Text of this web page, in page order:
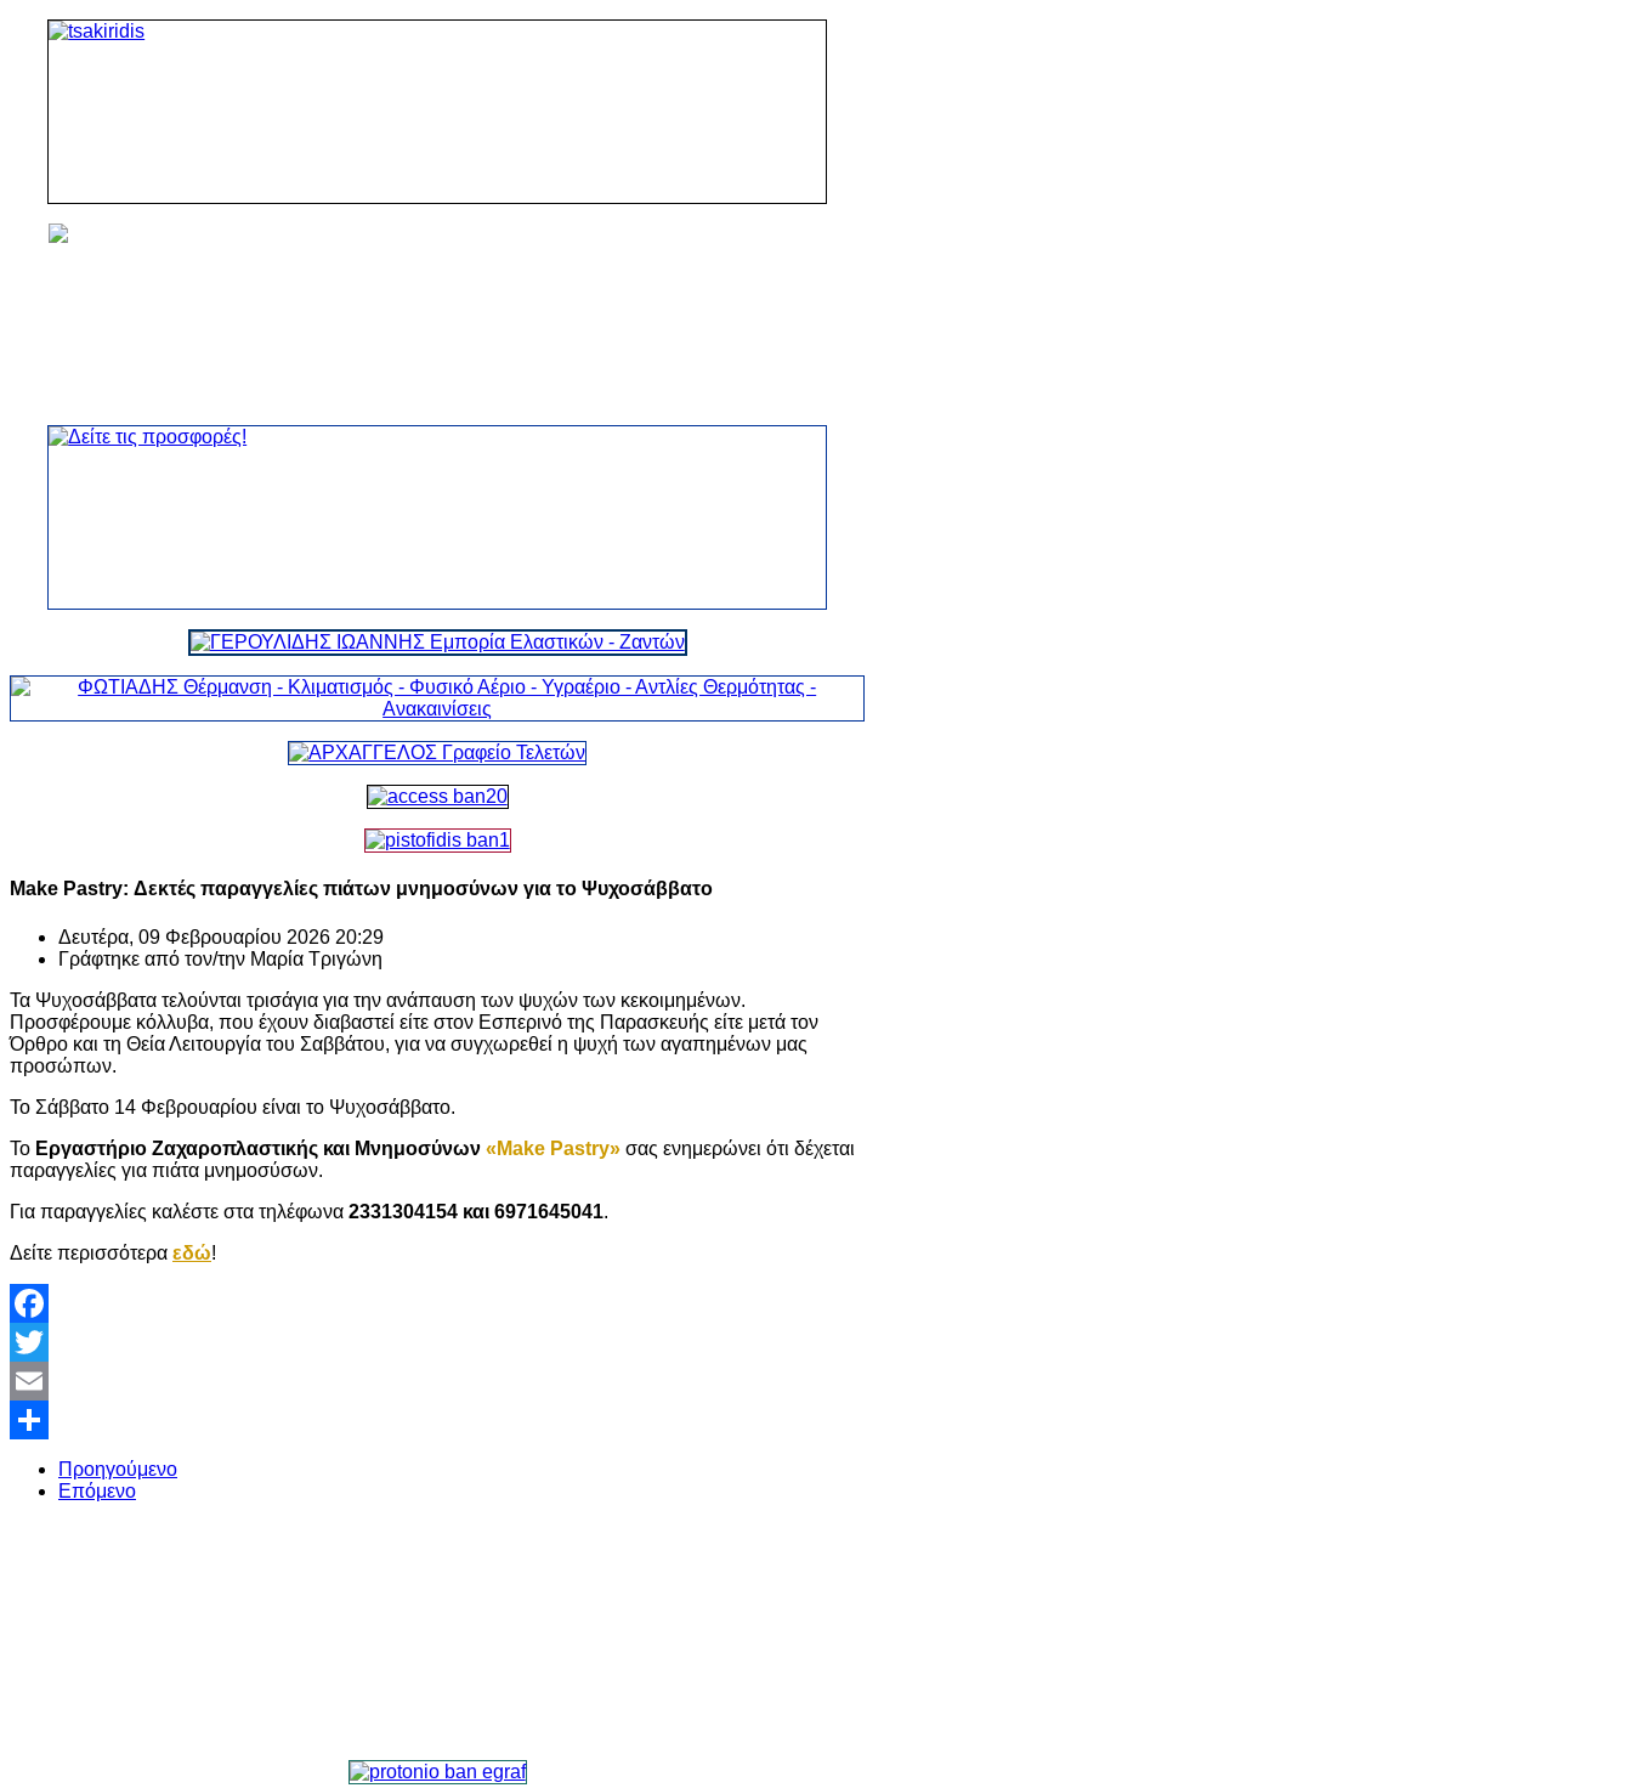
Make Pastry: Δεκτές παραγγελίες πιάτων μνημοσύνων για το Ψυχοσάββατο
Δευτέρα, 09 Φεβρουαρίου 2026 20:29
Γράφτηκε από τον/την Μαρία Τριγώνη
Τα Ψυχοσάββατα τελούνται τρισάγια για την ανάπαυση των ψυχών των κεκοιμημένων.
Προσφέρουμε κόλλυβα, που έχουν διαβαστεί είτε στον Εσπερινό της Παρασκευής είτε μετά τον
Όρθρο και τη Θεία Λειτουργία του Σαββάτου, για να συγχωρεθεί η ψυχή των αγαπημένων μας
προσώπων.
Το Σάββατο 14 Φεβρουαρίου είναι το Ψυχοσάββατο.
Το Εργαστήριο Ζαχαροπλαστικής και Μνημοσύνων «Make Pastry» σας ενημερώνει ότι δέχεται
παραγγελίες για πιάτα μνημοσύσων.
Για παραγγελίες καλέστε στα τηλέφωνα 2331304154 και 6971645041.
Δείτε περισσότερα εδώ!
Facebook
Twitter
Email
Share
Προηγούμενο
Επόμενο